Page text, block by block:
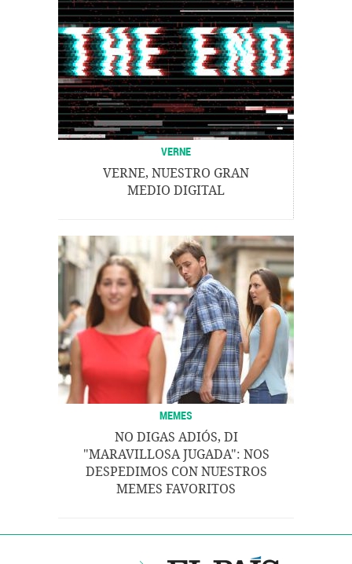
VERNE
VERNE, NUESTRO GRAN
MEDIO DIGITAL
MEMES
NO DIGAS ADIÓS, DI
"MARAVILLOSA JUGADA": NOS
DESPEDIMOS CON NUESTROS
MEMES FAVORITOS